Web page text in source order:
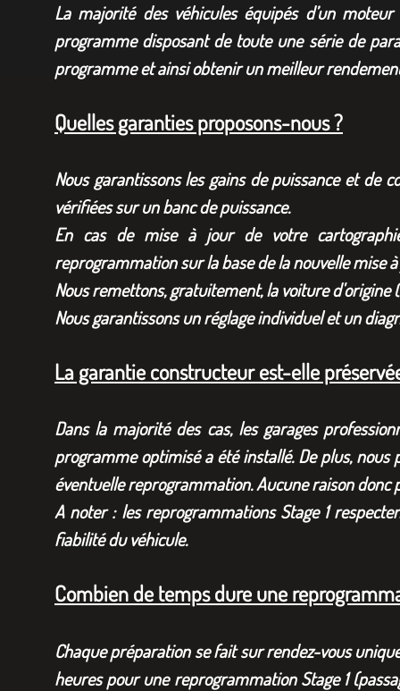
La majorité des véhicules équipés d’un
programme disposant de toute une série de
programme et ainsi obtenir un meilleur
Quelles garanties proposons-nous ?
Nous garantissons les gains de puissance et de
vérifiées sur un banc de puissance.
En cas de mise à jour de votre
reprogrammation sur la base de la nouvelle mise
Nous remettons, gratuitement, la voiture d'origine
Nous garantissons un réglage individuel et un
La garantie constructeur est-elle
Dans la majorité des cas, les garages
programme optimisé a été installé. De plus,
éventuelle reprogrammation. Aucune raison
A noter : les reprogrammations Stage 1
fiabilité du véhicule.
Combien de temps dure une
Chaque préparation se fait sur rendez-vous
heures pour une reprogrammation Stage 1